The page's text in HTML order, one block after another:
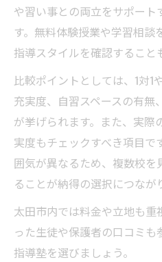
や習い事との両立をサポート
す。無料体験授業や学習相談
指導スタイルを確認すること
比較ポイントとしては、1対1
充実度、自習スペースの有無
が挙げられます。また、実際
実度もチェックすべき項目で
囲気が異なるため、複数校
ることが納得の選択につなが
太田市内では料金や立地も重
った生徒や保護者の口コミ
指導塾を選びましょう。